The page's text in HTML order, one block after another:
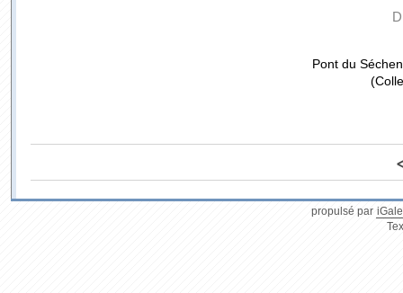
Pont du
propulsé par